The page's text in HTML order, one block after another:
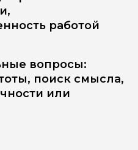
работой
вопросы:
поиск смысла,
или